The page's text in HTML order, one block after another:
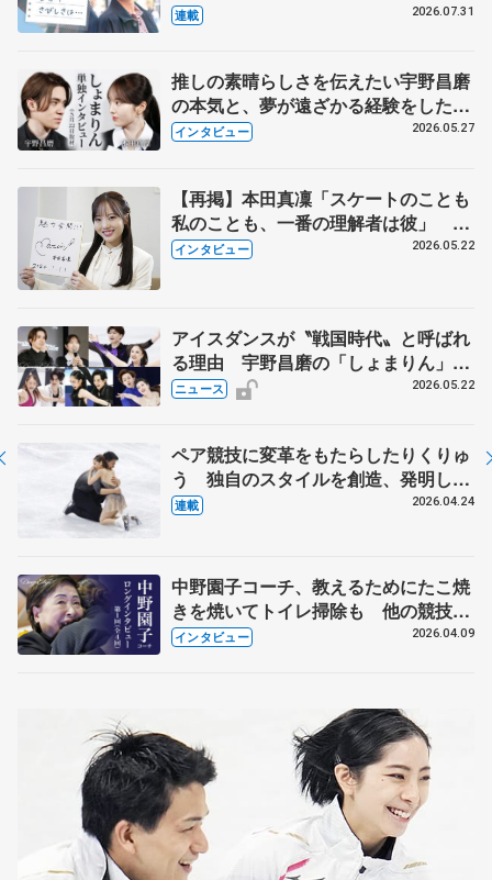
とは 影響あったPIW前キャプテン松
連載 2026.07.31
推しの素晴らしさを伝えたい宇野昌磨
の本気と、夢が遠ざかる経験をした本
田真凜の覚悟
インタビュー 2026.05.27
【再掲】本田真凜「スケートのことも
私のことも、一番の理解者は彼」 引
退時の単独インタビューで語った競技
インタビュー 2026.05.22
アイスダンスが〝戦国時代〟と呼ばれ
る理由 宇野昌磨の「しょまりん」ら
実力者が相次いで参戦 国内の競争激
ニュース 2026.05.22
ペア競技に変革をもたらしたりくりゅ
う 独自のスタイルを創造、発明した
【引退発表後②】
連載 2026.04.24
中野園子コーチ、教えるためにたこ焼
きを焼いてトイレ掃除も 他の競技に
も通用するという坂本花織の筋肉
インタビュー 2026.04.09